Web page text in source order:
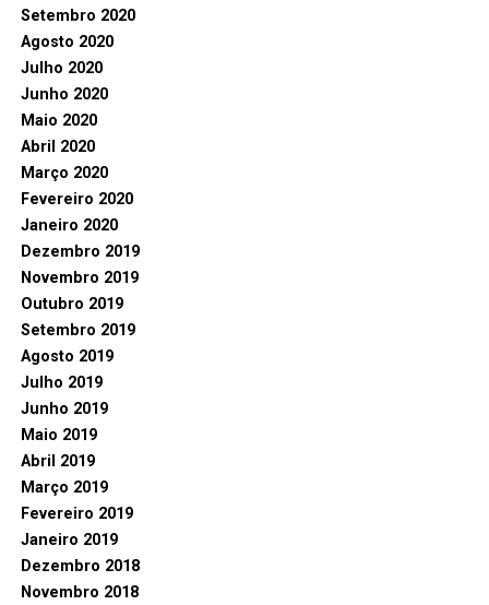
Setembro 2020
Agosto 2020
Julho 2020
Junho 2020
Maio 2020
Abril 2020
Março 2020
Fevereiro 2020
Janeiro 2020
Dezembro 2019
Novembro 2019
Outubro 2019
Setembro 2019
Agosto 2019
Julho 2019
Junho 2019
Maio 2019
Abril 2019
Março 2019
Fevereiro 2019
Janeiro 2019
Dezembro 2018
Novembro 2018